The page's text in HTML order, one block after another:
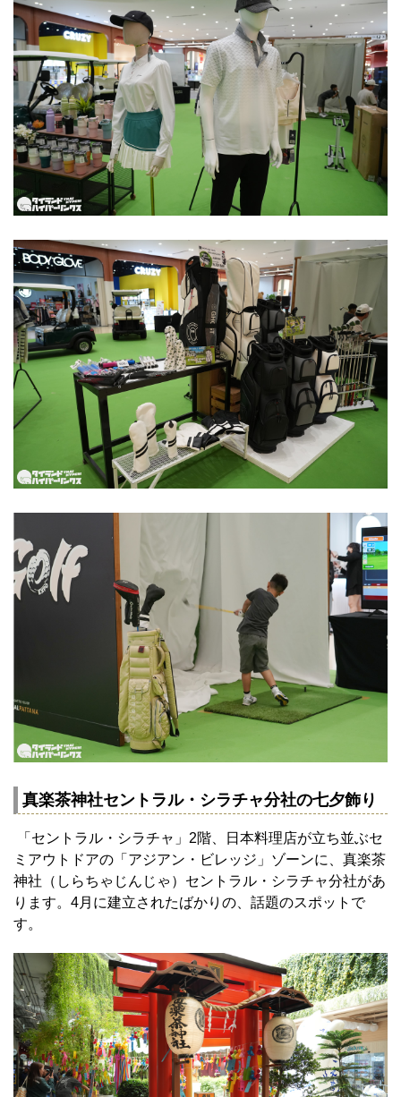
真楽茶神社セントラル・シラチャ分社の七夕飾り
「セントラル・シラチャ」2階、日本料理店が立ち並ぶセ
ミアウトドアの「アジアン・ビレッジ」ゾーンに、真楽茶
神社（しらちゃじんじゃ）セントラル・シラチャ分社があ
ります。4月に建立されたばかりの、話題のスポットで
す。